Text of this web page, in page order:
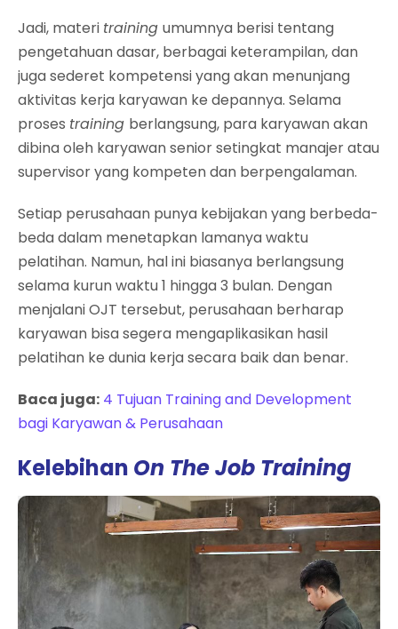
Jadi, materi training umumnya berisi tentang
pengetahuan dasar, berbagai keterampilan, dan
juga sederet kompetensi yang akan menunjang
aktivitas kerja karyawan ke depannya. Selama
proses training berlangsung, para karyawan akan
dibina oleh karyawan senior setingkat manajer atau
supervisor yang kompeten dan berpengalaman.
Setiap perusahaan punya kebijakan yang berbeda-
beda dalam menetapkan lamanya waktu
pelatihan. Namun, hal ini biasanya berlangsung
selama kurun waktu 1 hingga 3 bulan. Dengan
menjalani OJT tersebut, perusahaan berharap
karyawan bisa segera mengaplikasikan hasil
pelatihan ke dunia kerja secara baik dan benar.
Baca juga: 4 Tujuan Training and Development
bagi Karyawan & Perusahaan
Kelebihan On The Job Training